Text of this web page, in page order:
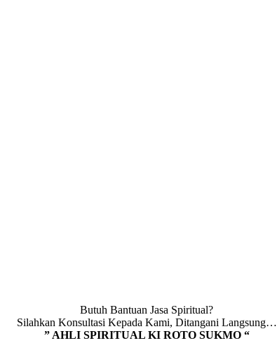
Butuh Bantuan Jasa Spiritual?
Silahkan Konsultasi Kepada Kami, Ditangani Langsung…
” AHLI SPIRITUAL KI ROTO SUKMO “